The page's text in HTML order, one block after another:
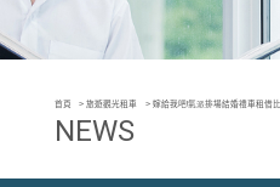
首頁 旅遊觀光租車 嫁給我吧!氣派排場結婚禮車租借
NEWS